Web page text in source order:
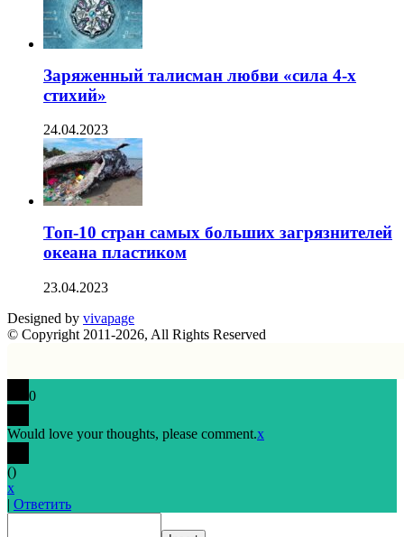
Заряженный талисман любви «сила 4-х
стихий»
24.04.2023
Топ-10 стран самых больших загрязнителей
океана пластиком
23.04.2023
Designed by vivapage
© Copyright 2011-2026, All Rights Reserved
0
Would love your thoughts, please comment.x
()
x
| Ответить